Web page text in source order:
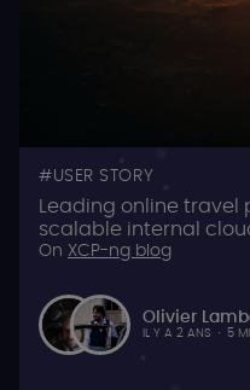
USER STORY
Leading online
scalable internal
On XCP-ng blog
Olivier
IL Y A 2 ANS · 5